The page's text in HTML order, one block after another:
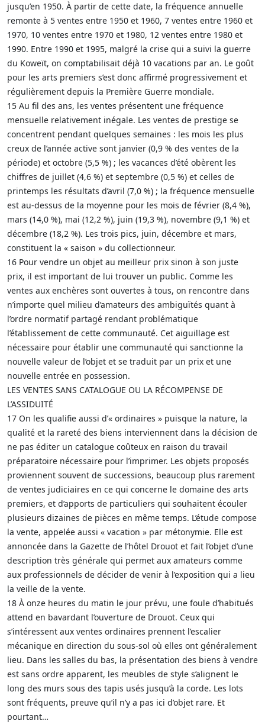
jusqu’en 1950. À partir de cette date, la fréquence annuelle
remonte à 5 ventes entre 1950 et 1960, 7 ventes entre 1960 et
1970, 10 ventes entre 1970 et 1980, 12 ventes entre 1980 et
1990. Entre 1990 et 1995, malgré la crise qui a suivi la guerre
du Koweït, on comptabilisait déjà 10 vacations par an. Le goût
pour les arts premiers s’est donc affirmé progressivement et
régulièrement depuis la Première Guerre mondiale.
15 Au fil des ans, les ventes présentent une fréquence
mensuelle relativement inégale. Les ventes de prestige se
concentrent pendant quelques semaines : les mois les plus
creux de l’année active sont janvier (0,9 % des ventes de la
période) et octobre (5,5 %) ; les vacances d’été obèrent les
chiffres de juillet (4,6 %) et septembre (0,5 %) et celles de
printemps les résultats d’avril (7,0 %) ; la fréquence mensuelle
est au-dessus de la moyenne pour les mois de février (8,4 %),
mars (14,0 %), mai (12,2 %), juin (19,3 %), novembre (9,1 %) et
décembre (18,2 %). Les trois pics, juin, décembre et mars,
constituent la « saison » du collectionneur.
16 Pour vendre un objet au meilleur prix sinon à son juste
prix, il est important de lui trouver un public. Comme les
ventes aux enchères sont ouvertes à tous, on rencontre dans
n’importe quel milieu d’amateurs des ambiguïtés quant à
l’ordre normatif partagé rendant problématique
l’établissement de cette communauté. Cet aiguillage est
nécessaire pour établir une communauté qui sanctionne la
nouvelle valeur de l’objet et se traduit par un prix et une
nouvelle entrée en possession.
LES VENTES SANS CATALOGUE OU LA RÉCOMPENSE DE
L’ASSIDUITÉ
17 On les qualifie aussi d’« ordinaires » puisque la nature, la
qualité et la rareté des biens interviennent dans la décision de
ne pas éditer un catalogue coûteux en raison du travail
préparatoire nécessaire pour l’imprimer. Les objets proposés
proviennent souvent de successions, beaucoup plus rarement
de ventes judiciaires en ce qui concerne le domaine des arts
premiers, et d’apports de particuliers qui souhaitent écouler
plusieurs dizaines de pièces en même temps. L’étude compose
la vente, appelée aussi « vacation » par métonymie. Elle est
annoncée dans la Gazette de l’hôtel Drouot et fait l’objet d’une
description très générale qui permet aux amateurs comme
aux professionnels de décider de venir à l’exposition qui a lieu
la veille de la vente.
18 À onze heures du matin le jour prévu, une foule d’habitués
attend en bavardant l’ouverture de Drouot. Ceux qui
s’intéressent aux ventes ordinaires prennent l’escalier
mécanique en direction du sous-sol où elles ont généralement
lieu. Dans les salles du bas, la présentation des biens à vendre
est sans ordre apparent, les meubles de style s’alignent le
long des murs sous des tapis usés jusqu’à la corde. Les lots
sont fréquents, preuve qu’il n’y a pas ici d’objet rare. Et
pourtant…